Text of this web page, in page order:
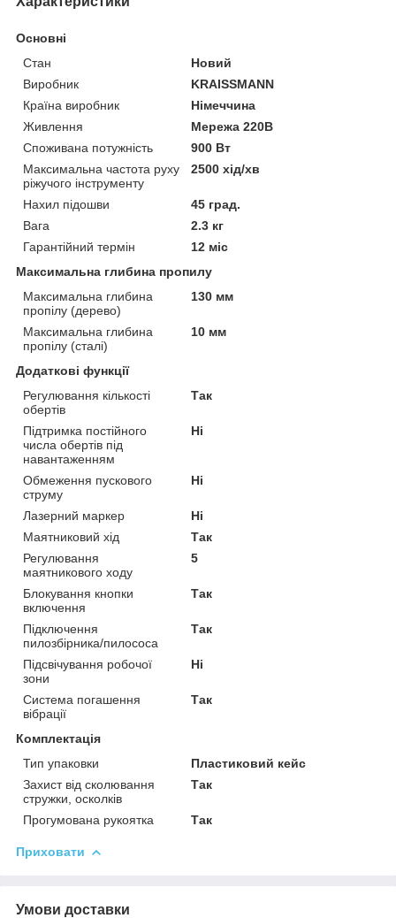
Основні
Стан
Новий
Виробник
KRAISSMANN
Країна виробник
Німеччина
Живлення
Мережа 220В
Споживана потужність
900 Вт
Максимальна частота руху
ріжучого інструменту
2500 хід/хв
Нахил підошви
45 град.
Вага
2.3 кг
Гарантійний термін
12 міс
Максимальна глибина пропилу
Максимальна глибина
пропілу (дерево)
130 мм
Максимальна глибина
пропілу (сталі)
10 мм
Додаткові функції
Регулювання кількості
обертів
Так
Підтримка постійного
числа обертів під
навантаженням
Ні
Обмеження пускового
струму
Ні
Лазерний маркер
Ні
Маятниковий хід
Так
Регулювання
маятникового ходу
5
Блокування кнопки
включення
Так
Підключення
пилозбірника/пилососа
Так
Підсвічування робочої
зони
Ні
Система погашення
вібрації
Так
Комплектація
Тип упаковки
Пластиковий кейс
Захист від сколювання
стружки, осколків
Так
Прогумована рукоятка Так
Приховати
Умови доставки